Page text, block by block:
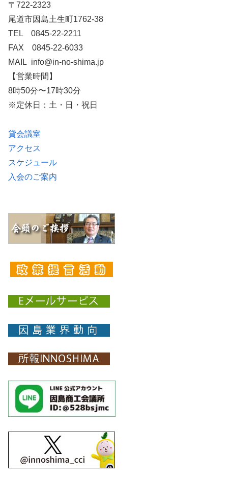
〒722-2323
尾道市因島土生町1762-38
TEL 0845-22-2211
FAX 0845-22-6033
MAIL info@in-no-shima.jp
【営業時間】
8時50分〜17時30分
※定休日：土・日・祝日
貸会議室
アクセス
スケジュール
入会のご案内